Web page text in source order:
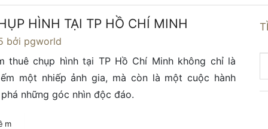
HÌNH TẠI TP HỒ CHÍ MINH
bởi pgworld
thuê chụp hình tại TP Hồ Chí Minh không chỉ là
một nhiếp ảnh gia, mà còn là một cuộc hành
những góc nhìn độc đáo.